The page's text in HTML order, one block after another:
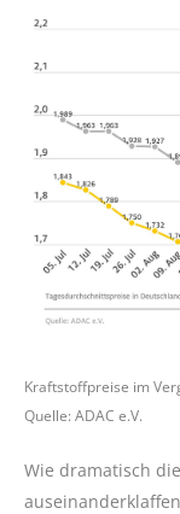
Kraftstoffpreise im
Quelle: ADAC e.V.
Wie dramatisch